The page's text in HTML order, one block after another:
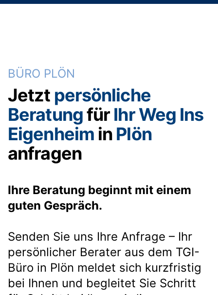
BÜRO PLÖN
Jetzt persönliche
Beratungfür Ihr Weg Ins
Eigenheim in Plön
anfragen
Ihre Beratung beginnt mit einem
guten Gespräch.
Senden Sie uns Ihre Anfrage – Ihr
persönlicher Berater aus dem TGI-
Büro in Plön meldet sich kurzfristig
bei Ihnen und begleitet Sie Schritt